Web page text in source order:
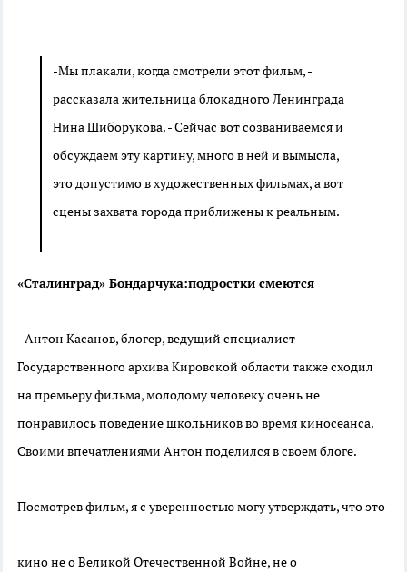
-Мы плакали, когда смотрели этот фильм, -
рассказала жительница блокадного Ленинграда
Нина Шиборукова. - Сейчас вот созваниваемся и
обсуждаем эту картину, много в ней и вымысла,
это допустимо в художественных фильмах, а вот
сцены захвата города приближены к реальным.
«Сталинград» Бондарчука:подростки смеются
- Антон Касанов, блогер, ведущий специалист
Государственного архива Кировской области также сходил
на премьеру фильма, молодому человеку очень не
понравилось поведение школьников во время киносеанса.
Своими впечатлениями Антон поделился в своем блоге.
Посмотрев фильм, я с уверенностьюмогу утверждать, что это
кино не о Великой Отечественной Войне, не о